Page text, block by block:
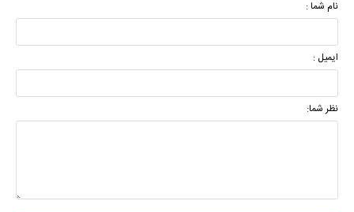
نام شما :
ایمیل :
نظر شما: